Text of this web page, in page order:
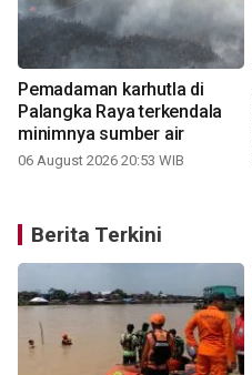
Pemadaman karhutla di
Palangka Raya terkendala
minimnya sumber air
06 August 2026 20:53 WIB
Berita Terkini